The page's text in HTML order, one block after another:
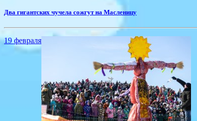
​Два гигантских чучела сожгут на Масленицу
19 февраля